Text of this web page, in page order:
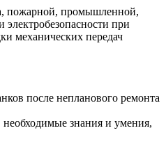
пожарной, промышленной,
электробезопасности при
механических передач
после непланового ремонта
знания и умения,